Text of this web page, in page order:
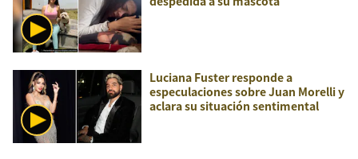
Luciana Fuster responde a
especulaciones sobre Juan Morelli y
aclara su situación sentimental